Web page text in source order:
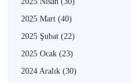
2025 Mart (40)
2025 Şubat (22)
2025 Ocak (23)
2024 Aralık (30)